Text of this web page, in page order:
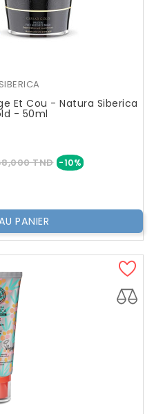
Et Cou - Natura Siberica
- 50ml
TND -10%Prix
PANIER